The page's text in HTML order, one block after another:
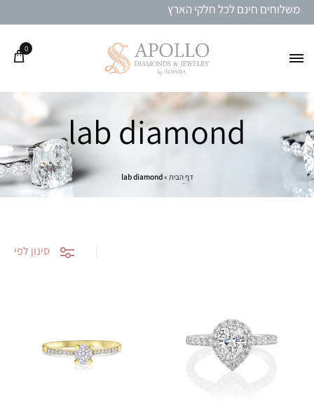
משלוחים חינם לכל חלקי הארץ
0
lab diamond
דף הבית »
lab diamond
סינון לפי